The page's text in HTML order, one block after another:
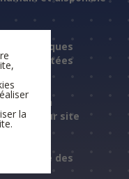
techniques
et un
sur site
des
la